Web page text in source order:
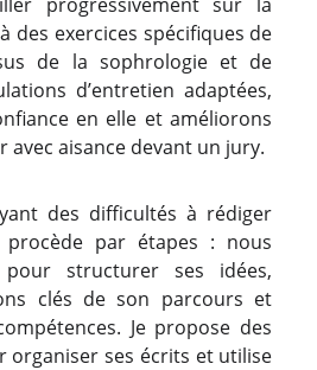
des exercices spécifiques de
de la sophrologie et de
d’entretien adaptées,
en elle et améliorons
avec aisance devant un jury.
des difficultés à rédiger
procède par étapes : nous
pour structurer ses idées,
clés de son parcours et
Je propose des
organiser ses écrits et utilise